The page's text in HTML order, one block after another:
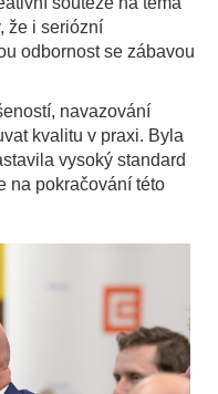
že i seriózní
odbornost se zábavou
navazování
kvalitu v praxi. Byla
vysoký standard
na pokračování této